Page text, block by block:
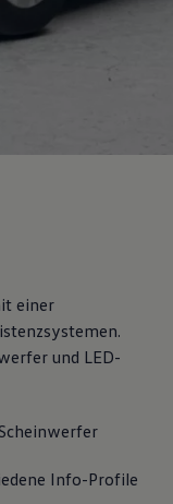
und Radio
einer
und LED-
Info-Profile